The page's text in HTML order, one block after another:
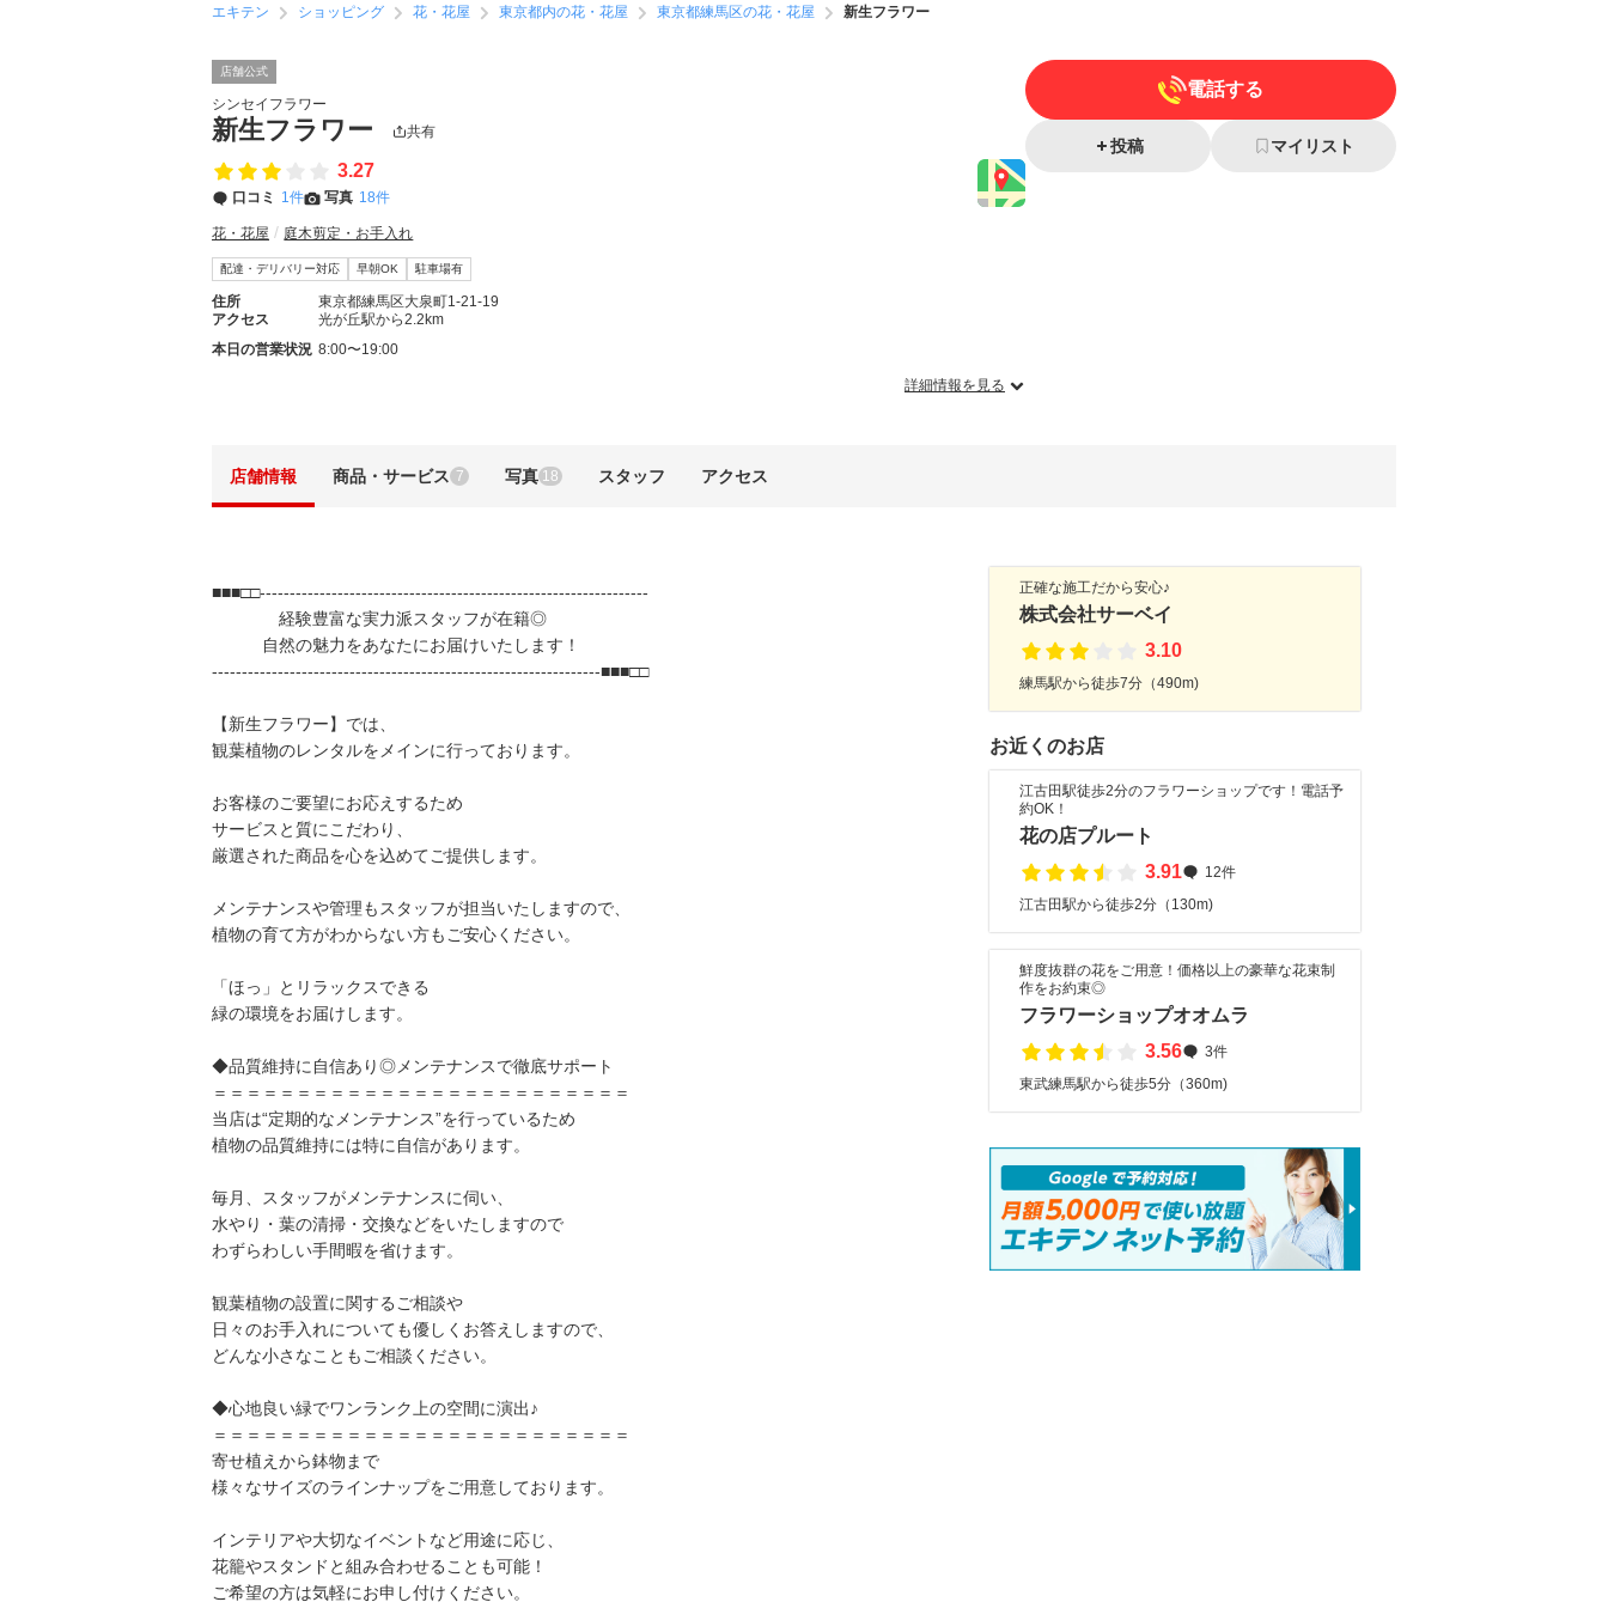
エキテン ショッピング 花・花屋 東京都内の花・花屋 東京都練馬区の花・花屋 新生フラワー
店舗公式
シンセイフラワー
新生フラワー 共有
3.27
口コミ 1件 写真 18件
花・花屋 庭木剪定・お手入れ
配達・デリバリー対応 早朝OK 駐車場有
住所
東京都練馬区大泉町1-21-19
アクセス
光が丘駅から2.2km
本日の営業状況 8:00〜19:00
詳細情報を見る
電話する
投稿 マイリスト
店舗情報 商品・サービス 7 写真 18 スタッフ アクセス
■■■□□-----------------------------------------------------------------
経験豊富な実力派スタッフが在籍◎
自然の魅力をあなたにお届けいたします！
-----------------------------------------------------------------■■■□□
【新生フラワー】では、
観葉植物のレンタルをメインに行っております。
お客様のご要望にお応えするため
サービスと質にこだわり、
厳選された商品を心を込めてご提供します。
メンテナンスや管理もスタッフが担当いたしますので、
植物の育て方がわからない方もご安心ください。
「ほっ」とリラックスできる
緑の環境をお届けします。
◆品質維持に自信あり◎メンテナンスで徹底サポート
＝＝＝＝＝＝＝＝＝＝＝＝＝＝＝＝＝＝＝＝＝＝＝＝＝
当店は“定期的なメンテナンス”を行っているため
植物の品質維持には特に自信があります。
毎月、スタッフがメンテナンスに伺い、
水やり・葉の清掃・交換などをいたしますので
わずらわしい手間暇を省けます。
観葉植物の設置に関するご相談や
日々のお手入れについても優しくお答えしますので、
どんな小さなこともご相談ください。
◆心地良い緑でワンランク上の空間に演出♪
＝＝＝＝＝＝＝＝＝＝＝＝＝＝＝＝＝＝＝＝＝＝＝＝＝
寄せ植えから鉢物まで
様々なサイズのラインナップをご用意しております。
インテリアや大切なイベントなど用途に応じ、
花籠やスタンドと組み合わせることも可能！
ご希望の方は気軽にお申し付けください。
正確な施工だから安心♪
株式会社サーベイ
3.10
練馬駅から徒歩7分（490m)
お近くのお店
江古田駅徒歩2分のフラワーショップです！電話予
約OK！
花の店プルート
3.91
12件
江古田駅から徒歩2分（130m)
鮮度抜群の花をご用意！価格以上の豪華な花束制
作をお約束◎
フラワーショップオオムラ
3.56
3件
東武練馬駅から徒歩5分（360m)